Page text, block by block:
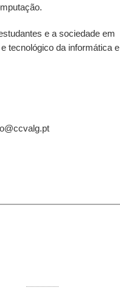
e a sociedade em
tecnológico da informática e